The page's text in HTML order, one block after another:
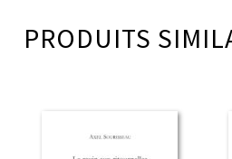
PRODUITS